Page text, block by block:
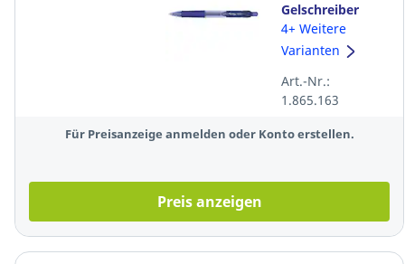
Gelschreiber
Premium Grip,
Strichstärke:
Druckmechanik,
blau
4+ Weitere
Varianten
Art.-Nr.:
1.865.163
Für Preisanzeige anmelden oder Konto erstellen.
Preis anzeigen